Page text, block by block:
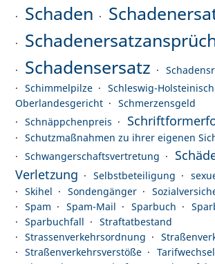
Schaden
Schadensersatz
Schimmelpilze
Schleswig-
Oberlandesgericht
Schmerzensgeld
Schnäppchenpreis
Schutzmaßnahmen zu ihrer eigenen
Schwangerschaftsvertretung
Verletzung
Selbstbeteiligung
Skihel
Sondengänger
Spam
Spam-Mail Sparbuch
Sparbuchfall
Straftatbestand
Strassenverkehrsordnung
Straßenverkehrsverstöße
Tarifwechsel